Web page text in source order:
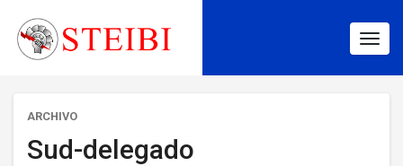
ARCHIVO
Sud-delegado